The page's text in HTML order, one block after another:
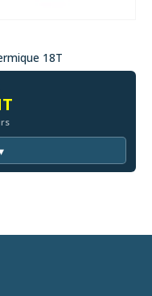
Dessoucheuse pour porte-